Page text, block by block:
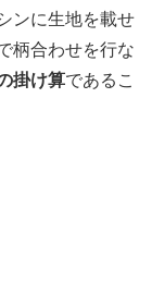
ンに生地を載せ
柄合わせを行な
掛け算であるこ